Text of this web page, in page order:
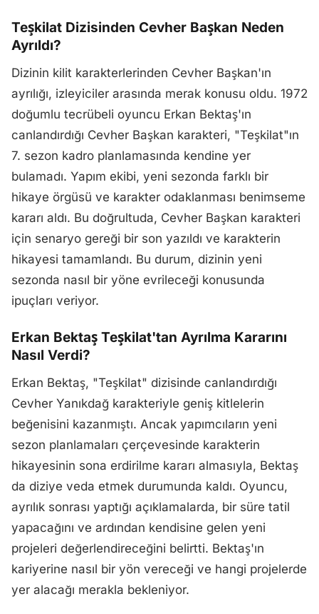
Teşkilat Dizisinden Cevher Başkan Neden
Ayrıldı?
Dizinin kilit karakterlerinden Cevher Başkan'ın
ayrılığı, izleyiciler arasında merak konusu oldu. 1972
doğumlu tecrübeli oyuncu Erkan Bektaş'ın
canlandırdığı Cevher Başkan karakteri, "Teşkilat"ın
7. sezon kadro planlamasında kendine yer
bulamadı. Yapım ekibi, yeni sezonda farklı bir
hikaye örgüsü ve karakter odaklanması benimseme
kararı aldı. Bu doğrultuda, Cevher Başkan karakteri
için senaryo gereği bir son yazıldı ve karakterin
hikayesi tamamlandı. Bu durum, dizinin yeni
sezonda nasıl bir yöne evrileceği konusunda
ipuçları veriyor.
Erkan Bektaş Teşkilat'tan Ayrılma Kararını
Nasıl Verdi?
Erkan Bektaş, "Teşkilat" dizisinde canlandırdığı
Cevher Yanıkdağ karakteriyle geniş kitlelerin
beğenisini kazanmıştı. Ancak yapımcıların yeni
sezon planlamaları çerçevesinde karakterin
hikayesinin sona erdirilme kararı almasıyla, Bektaş
da diziye veda etmek durumunda kaldı. Oyuncu,
ayrılık sonrası yaptığı açıklamalarda, bir süre tatil
yapacağını ve ardından kendisine gelen yeni
projeleri değerlendireceğini belirtti. Bektaş'ın
kariyerine nasıl bir yön vereceği ve hangi projelerde
yer alacağı merakla bekleniyor.